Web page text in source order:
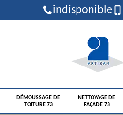
indisponible
DÉMOUSSAGE DE
TOITURE 73
NETTOYAGE DE
FAÇADE 73